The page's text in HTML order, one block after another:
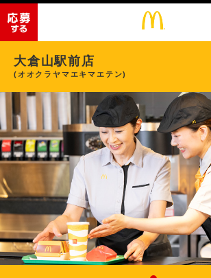
大倉山駅前店
(オオクラヤマエキマエテン)